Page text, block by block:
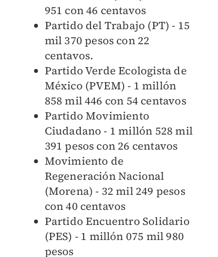
951 con 46 centavos
Partido del Trabajo (PT) - 15
mil 370 pesos con 22
centavos.
Partido Verde Ecologista de
México (PVEM) - 1 millón
858 mil 446 con 54 centavos
Partido Movimiento
Ciudadano - 1 millón 528 mil
391 pesos con 26 centavos
Movimiento de
Regeneración Nacional
(Morena) - 32 mil 249 pesos
con 40 centavos
Partido Encuentro Solidario
(PES) - 1 millón 075 mil 980
pesos